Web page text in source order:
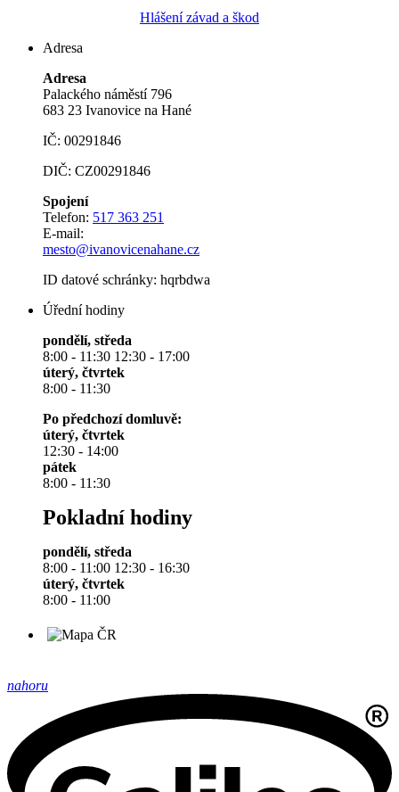
Hlášení závad a škod
Adresa
Adresa
Palackého náměstí 796
683 23 Ivanovice na Hané
IČ: 00291846
DIČ: CZ00291846
Spojení
Telefon: 517 363 251
E-mail:
mesto@ivanovicenahane.cz
ID datové schránky: hqrbdwa
Úřední hodiny
pondělí, středa
8:00 - 11:30 12:30 - 17:00
úterý, čtvrtek
8:00 - 11:30
Po předchozí domluvě:
úterý, čtvrtek
12:30 - 14:00
pátek
8:00 - 11:30
Pokladní hodiny
pondělí, středa
8:00 - 11:00 12:30 - 16:30
úterý, čtvrtek
8:00 - 11:00
nahoru